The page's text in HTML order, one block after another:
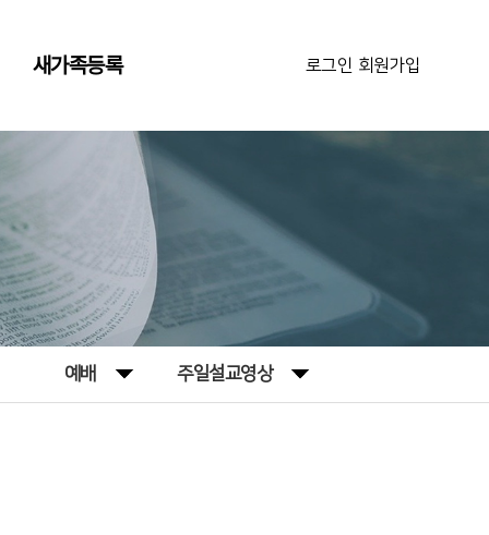
새가족등록 로그인 회원가입
예배 주일설교영상